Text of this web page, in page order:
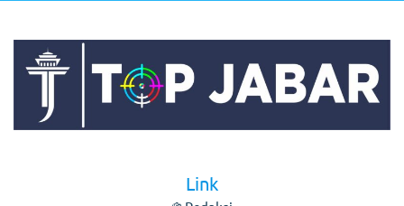
Link